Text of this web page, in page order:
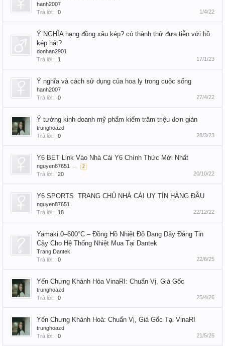
hanh2007
Trả lời:
0 1/4/22
Ý NGHĨA hạng đồng xâu kép? có thành thử đưa tiễn với hồ
kép hát?
donhan2901
Trả lời:
1 17/1/23
Ý nghĩa và cách sử dụng của hoa ly trong cuộc sống
hanh2007
Trả lời:
0 27/4/22
Ý tưởng kinh doanh mỹ phẩm kiếm trăm triệu đơn giản
trunghoazd
Trả lời:
0 28/3/23
Y6 BET Link Vào Nhà Cái Y6 Chính Thức Mới Nhất
nguyen87651 ... 2
Trả lời: 20 20/10/22
Y6 SPORTS ️ TRANG CHỦ NHÀ CÁI UY TÍN HÀNG ĐẦU
nguyen87651
Trả lời:
18 22/12/22
Yamaki 0–600°C – Đồng Hồ Nhiệt Độ Dạng Dây Đáng Tin
Cậy Cho Hệ Thống Nhiệt Mua Tại Dantek
Trang Dantek
Trả lời:
0 22/6/25
Yến Chưng Khánh Hòa VinaRI: Chuẩn Vị, Giá Gốc
trunghoazd
Trả lời:
0 25/4/26
Yến Chưng Khánh Hoà: Chuẩn Vị, Giá Gốc Tại VinaRI
trunghoazd
Trả lời:
0 21/5/26